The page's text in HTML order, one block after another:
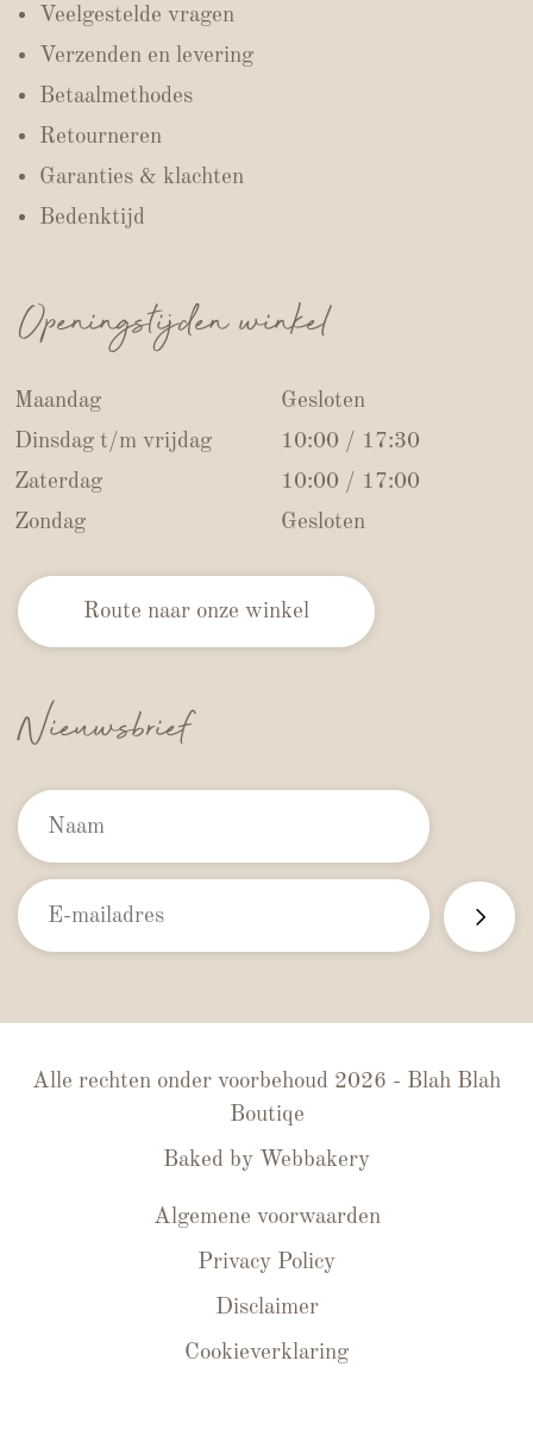
Veelgestelde vragen
Verzenden en levering
Betaalmethodes
Retourneren
Garanties & klachten
Bedenktijd
Openingstijden winkel
Maandag
Gesloten
Dinsdag t/m vrijdag
10:00 / 17:30
Zaterdag
10:00 / 17:00
Zondag
Gesloten
Route naar onze winkel
Nieuwsbrief
Alle rechten onder voorbehoud 2026 - Blah Blah
Boutiqe
Baked by Webbakery
Algemene voorwaarden
Privacy Policy
Disclaimer
Cookieverklaring